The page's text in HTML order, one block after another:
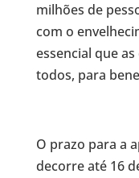
milhões de
com o
essencial que
todos, para
O prazo para a
decorre até 16